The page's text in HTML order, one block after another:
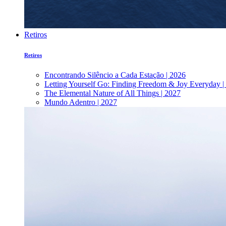
Retiros
Retiros
Encontrando Silêncio a Cada Estação | 2026
Letting Yourself Go: Finding Freedom & Joy Everyday |
The Elemental Nature of All Things | 2027
Mundo Adentro | 2027